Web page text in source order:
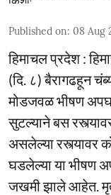
Published on: 08 Aug
हिमाचल प्रदेश :
(दि. ८) बैरागढहून
मोडजवळ भीषण
सुटल्याने बस
असलेल्या रस्त्यावर
घडलेल्या या भीषण
जखमी झाले आहेत.